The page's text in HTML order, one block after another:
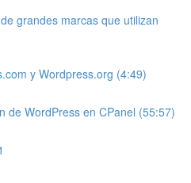
grandes marcas que utilizan
y Wordpress.org (4:49)
de WordPress en CPanel (55:57)